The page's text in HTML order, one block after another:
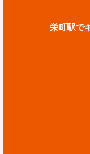
栄町駅で